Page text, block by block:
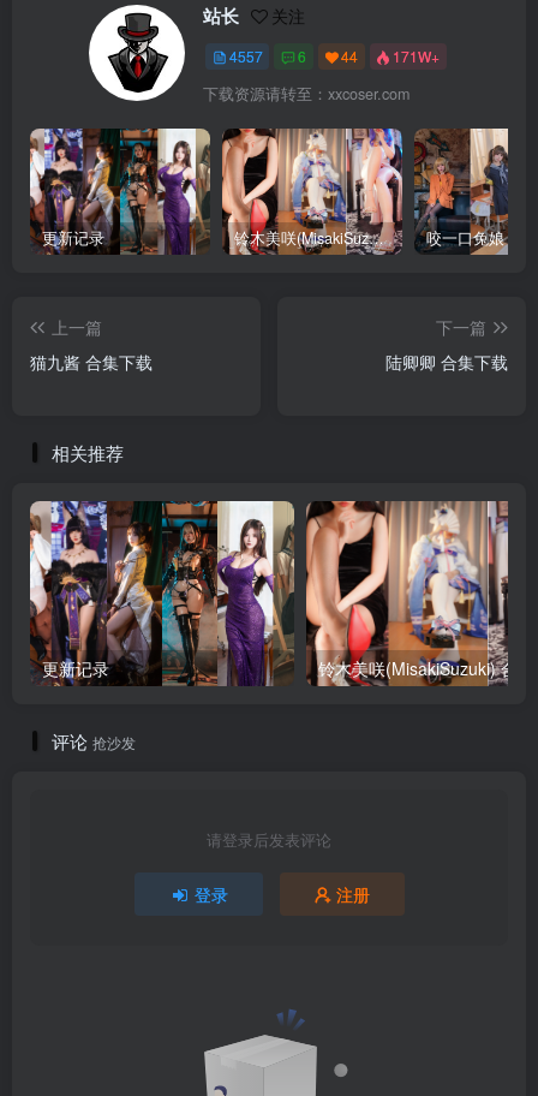
站长 关注
4557 6 44 171W+
下载资源请转至：xxcoser.com
更新记录 铃木美咲(MisakiSuzuki) 合集下载 咬一口兔娘 合
上一篇
猫九酱 合集下载
下一篇
陆卿卿 合集下载
相关推荐
更新记录
评论 抢沙发
请登录后发表评论
登录 注册